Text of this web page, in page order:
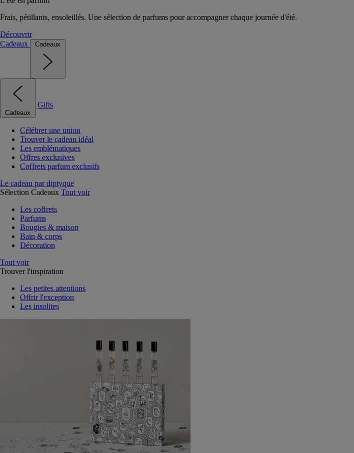
Frais, pétillants, ensoleillés. Une sélection de parfums pour accompagner chaque journée d'été.
Découvrir
Cadeaux
Cadeaux
Cadeaux
Gifts
Célébrer une union
Trouver le cadeau idéal
Les emblématiques
Offres exclusives
Coffrets parfum exclusifs
Le cadeau par diptyque
Sélection Cadeaux Tout voir
Les coffrets
Parfums
Bougies & maison
Bain & corps
Décoration
Tout voir
Trouver l'inspiration
Les petites attentions
Offrir l'exception
Les insolites